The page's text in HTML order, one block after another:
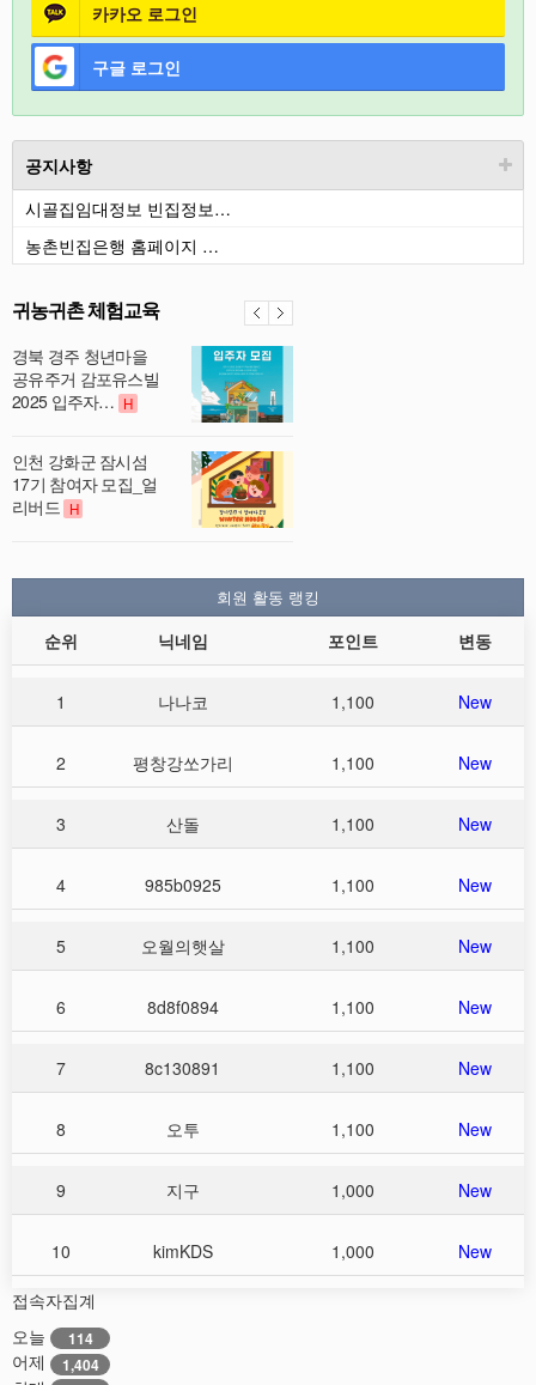
카카오 로그인
구글 로그인
공지사항
시골집임대정보 빈집정보…
농촌빈집은행 홈페이지 …
귀농귀촌 체험교육
경북 경주 청년마을
공유주거 감포유스빌
2025 입주자… H
인천 강화군 잠시섬
17기 참여자 모집_얼
리버드 H
회원 활동 랭킹
순위 닉네임 포인트 변동
1 나나코 1,100 New
2 평창강쏘가리 1,100 New
3 산돌 1,100 New
4 985b0925 1,100 New
5 오월의햇살 1,100 New
6 8d8f0894 1,100 New
7 8c130891 1,100 New
8 오투 1,100 New
9 지구 1,000 New
10 kimKDS 1,000 New
접속자집계
오늘
114
어제 1,404